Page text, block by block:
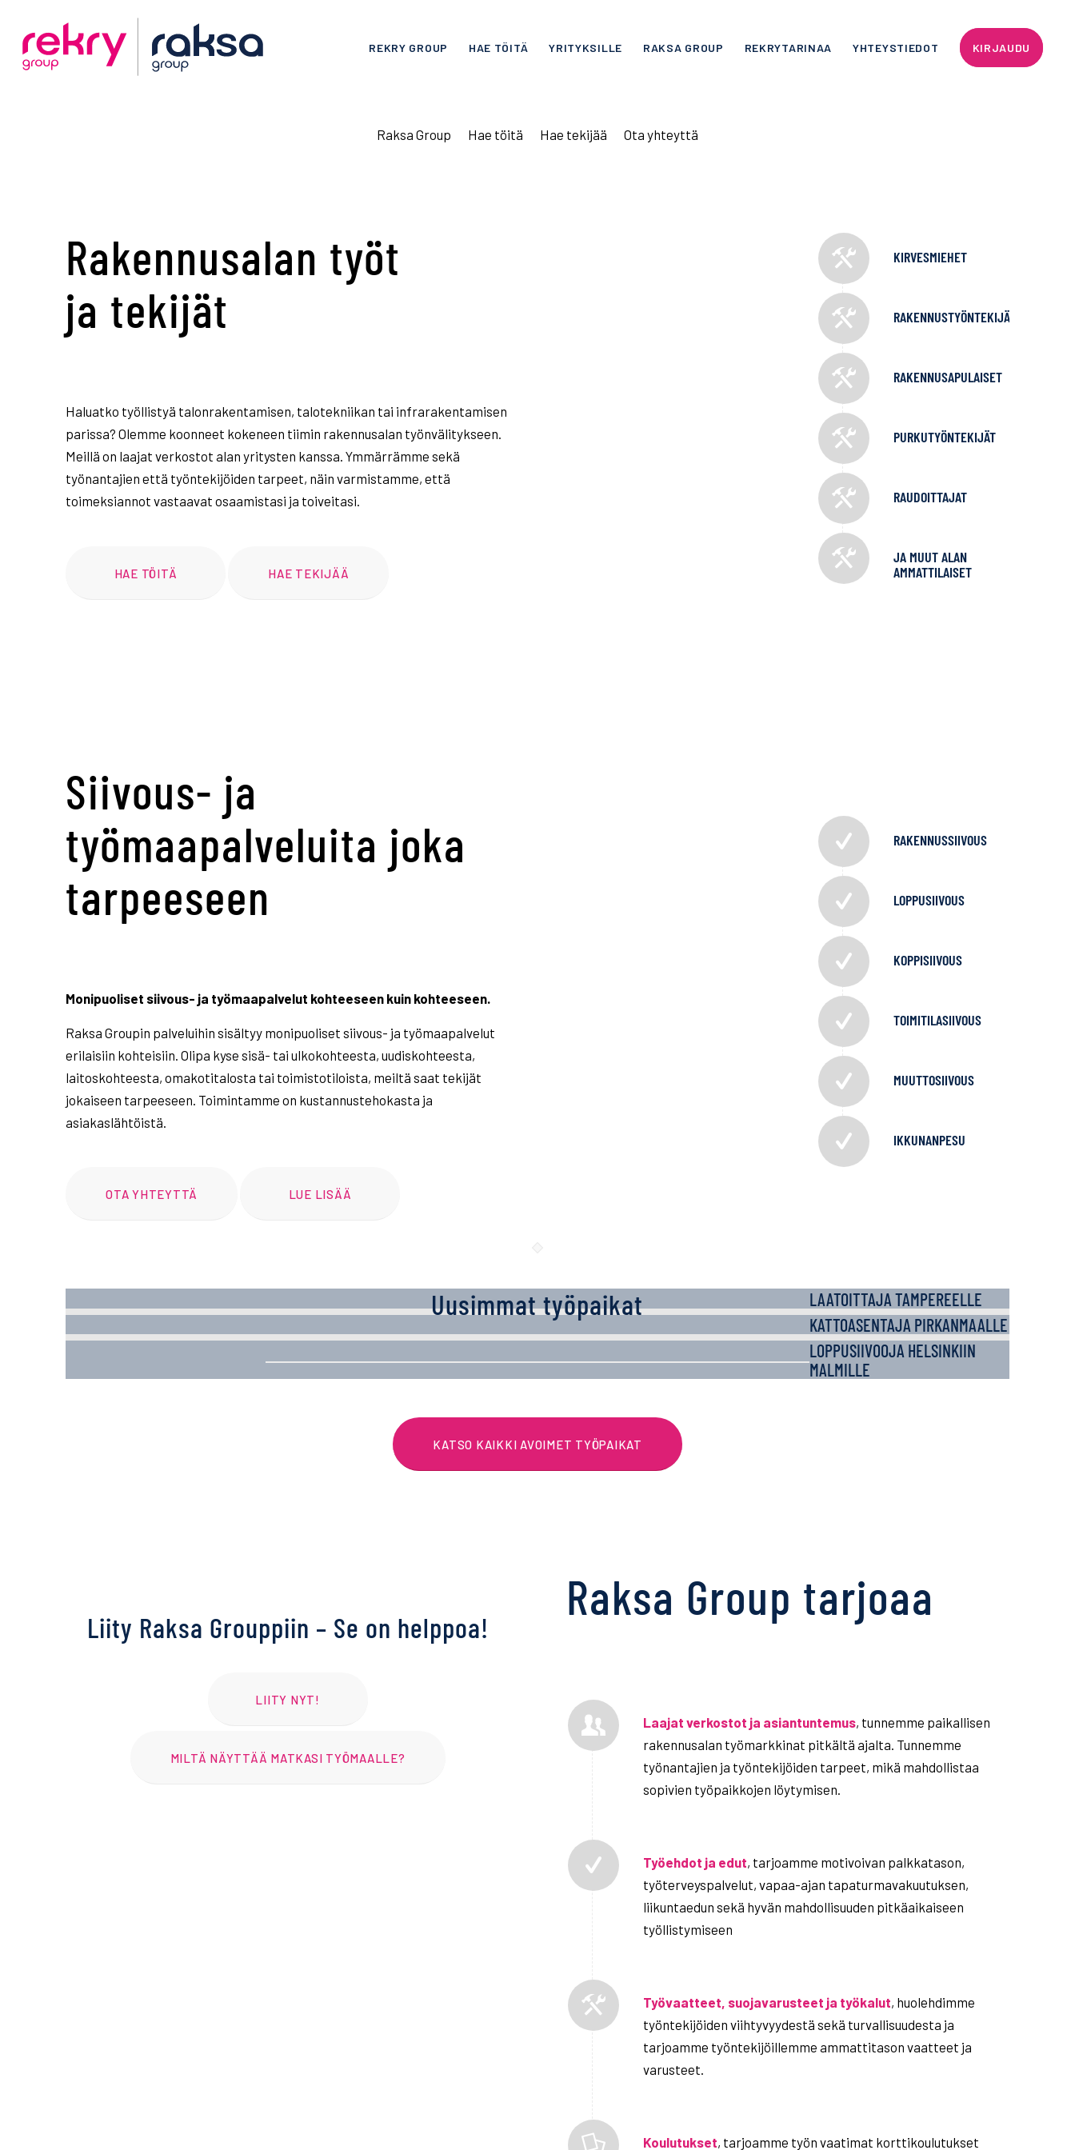
REKRY GROUP HAE TÖITÄ YRITYKSILLE RAKSA GROUP REKRYTARINAA YHTEYSTIEDOT KIRJAUDU
Raksa Group Hae töitä Hae tekijää Ota yhteyttä
Rakennusalan työt
ja tekijät
Haluatko työllistyä talonrakentamisen, talotekniikan tai infrarakentamisen
parissa? Olemme koonneet kokeneen tiimin rakennusalan työnvälitykseen.
Meillä on laajat verkostot alan yritysten kanssa. Ymmärrämme sekä
työnantajien että työntekijöiden tarpeet, näin varmistamme, että
toimeksiannot vastaavat osaamistasi ja toiveitasi.
HAE TÖITÄ HAE TEKIJÄÄ
KIRVESMIEHET
RAKENNUSTYÖNTEKIJÄT
RAKENNUSAPULAISET
PURKUTYÖNTEKIJÄT
RAUDOITTAJAT
JA MUUT ALAN
AMMATTILAISET
Siivous- ja
työmaapalveluita joka
tarpeeseen
Monipuoliset siivous- ja työmaapalvelut kohteeseen kuin kohteeseen.
Raksa Groupin palveluihin sisältyy monipuoliset siivous- ja työmaapalvelut
erilaisiin kohteisiin. Olipa kyse sisä- tai ulkokohteesta, uudiskohteesta,
laitoskohteesta, omakotitalosta tai toimistotiloista, meiltä saat tekijät
jokaiseen tarpeeseen. Toimintamme on kustannustehokasta ja
asiakaslähtöistä.
OTA YHTEYTTÄ LUE LISÄÄ
RAKENNUSSIIVOUS
LOPPUSIIVOUS
KOPPISIIVOUS
TOIMITILASIIVOUS
MUUTTOSIIVOUS
IKKUNANPESU
Uusimmat työpaikat
LAATOITTAJA TAMPEREELLE
KATTOASENTAJA PIRKANMAALLE
LOPPUSIIVOOJA HELSINKIIN
MALMILLE
KATSO KAIKKI AVOIMET TYÖPAIKAT
Liity Raksa Grouppiin – Se on helppoa!
LIITY NYT!
MILTÄ NÄYTTÄÄ MATKASI TYÖMAALLE?
Raksa Group tarjoaa
Laajat verkostot ja asiantuntemus, tunnemme paikallisen
rakennusalan työmarkkinat pitkältä ajalta. Tunnemme
työnantajien ja työntekijöiden tarpeet, mikä mahdollistaa
sopivien työpaikkojen löytymisen.
Työehdot ja edut, tarjoamme motivoivan palkkatason,
työterveyspalvelut, vapaa-ajan tapaturmavakuutuksen,
liikuntaedun sekä hyvän mahdollisuuden pitkäaikaiseen
työllistymiseen
Työvaatteet, suojavarusteet ja työkalut, huolehdimme
työntekijöiden viihtyvyydestä sekä turvallisuudesta ja
tarjoamme työntekijöillemme ammattitason vaatteet ja
varusteet.
Koulutukset, tarjoamme työn vaatimat korttikoulutukset